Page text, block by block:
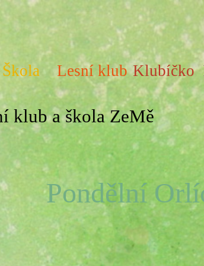
Škola Lesní klub Klubíčko
klub a škola ZeMě
Pondělní